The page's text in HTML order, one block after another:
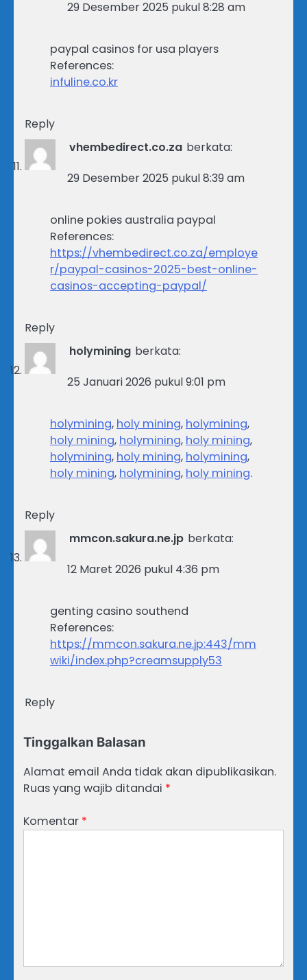
29 Desember 2025 pukul 8:28 am
paypal casinos for usa players
References:
infuline.co.kr
Reply
vhembedirect.co.za berkata:
29 Desember 2025 pukul 8:39 am
online pokies australia paypal
References:
https://vhembedirect.co.za/employe
r/paypal-casinos-2025-best-online-
casinos-accepting-paypal/
Reply
holymining berkata:
25 Januari 2026 pukul 9:01 pm
holymining, holy mining, holymining,
holy mining, holymining, holy mining,
holymining, holy mining, holymining,
holy mining, holymining, holy mining.
Reply
mmcon.sakura.ne.jp berkata:
12 Maret 2026 pukul 4:36 pm
genting casino southend
References:
https://mmcon.sakura.ne.jp:443/mm
wiki/index.php?creamsupply53
Reply
Tinggalkan Balasan
Alamat email Anda tidak akan dipublikasikan.
Ruas yang wajib ditandai *
Komentar *